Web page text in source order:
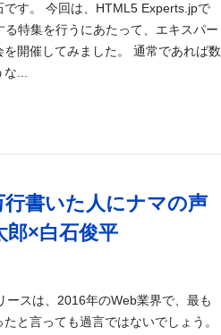
です。 今回は、HTML5 Experts.jpで
特集を行うにあたって、エキスパー
を開催してみました。 通常であれば数
...
書いた人にナマの声
郎×白石俊平
ースは、2016年のWeb業界で、最も
と言っても過言ではないでしょう。